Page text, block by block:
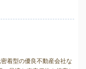
着型の優良不動産会社な